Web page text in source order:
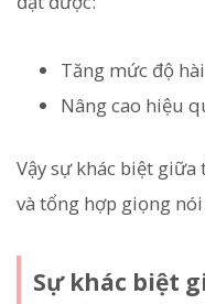
Tăng mức độ
Nâng cao hiệu
Vậy sự khác biệt
và tổng hợp giọng nói
Sự khác biệt